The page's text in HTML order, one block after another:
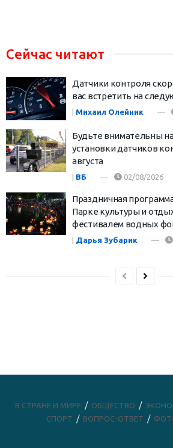
Сейчас читают
Датчики контроля
вас встретить на
Михаил Олейник
Будьте внимательны
установки датчиков
августа
| ВБ 02/08/2026
Праздничная
Парке культуры и
фестивалем водных
| Дарья Зубарик
В СТРАНЕ И МИРЕ ОБЩЕСТВО
СПОРТ
ВОПРОС-ОТВЕТ